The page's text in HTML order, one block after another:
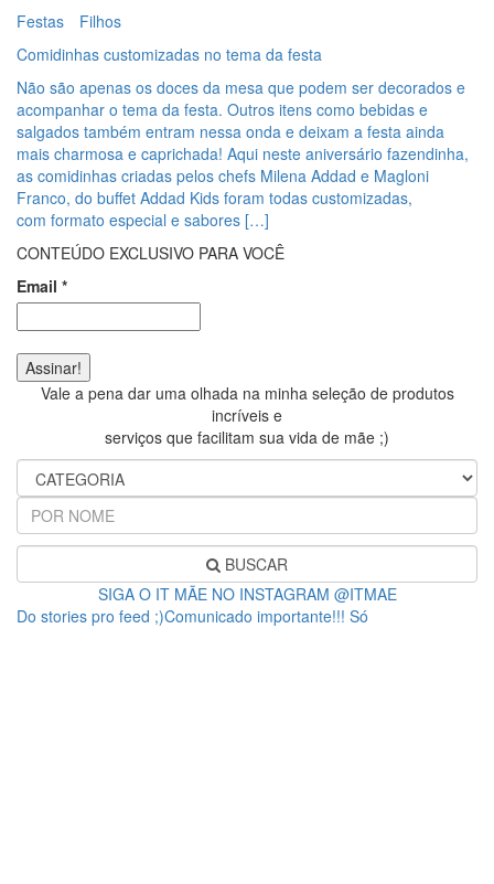
Festas
Filhos
Comidinhas customizadas no tema da festa
Não são apenas os doces da mesa que podem ser decorados e
acompanhar o tema da festa. Outros itens como bebidas e
salgados também entram nessa onda e deixam a festa ainda
mais charmosa e caprichada! Aqui neste aniversário fazendinha,
as comidinhas criadas pelos chefs Milena Addad e Magloni
Franco, do buffet Addad Kids foram todas customizadas,
com formato especial e sabores […]
CONTEÚDO EXCLUSIVO PARA VOCÊ
Email *
Vale a pena dar uma olhada na minha seleção de produtos
incríveis e
serviços que facilitam sua vida de mãe ;)
BUSCAR
SIGA O IT MÃE NO INSTAGRAM @ITMAE
Do stories pro feed ;)Comunicado importante!!! Só